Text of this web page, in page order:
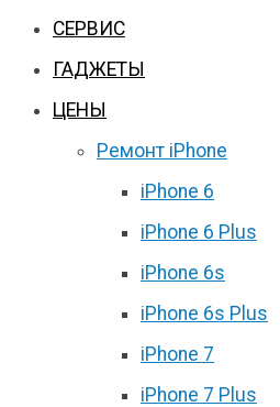
СЕРВИС
ГАДЖЕТЫ
ЦЕНЫ
Ремонт iPhone
iPhone 6
iPhone 6 Plus
iPhone 6s
iPhone 6s Plus
iPhone 7
iPhone 7 Plus